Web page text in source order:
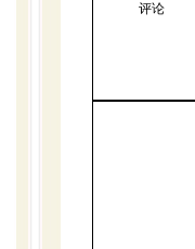
评论